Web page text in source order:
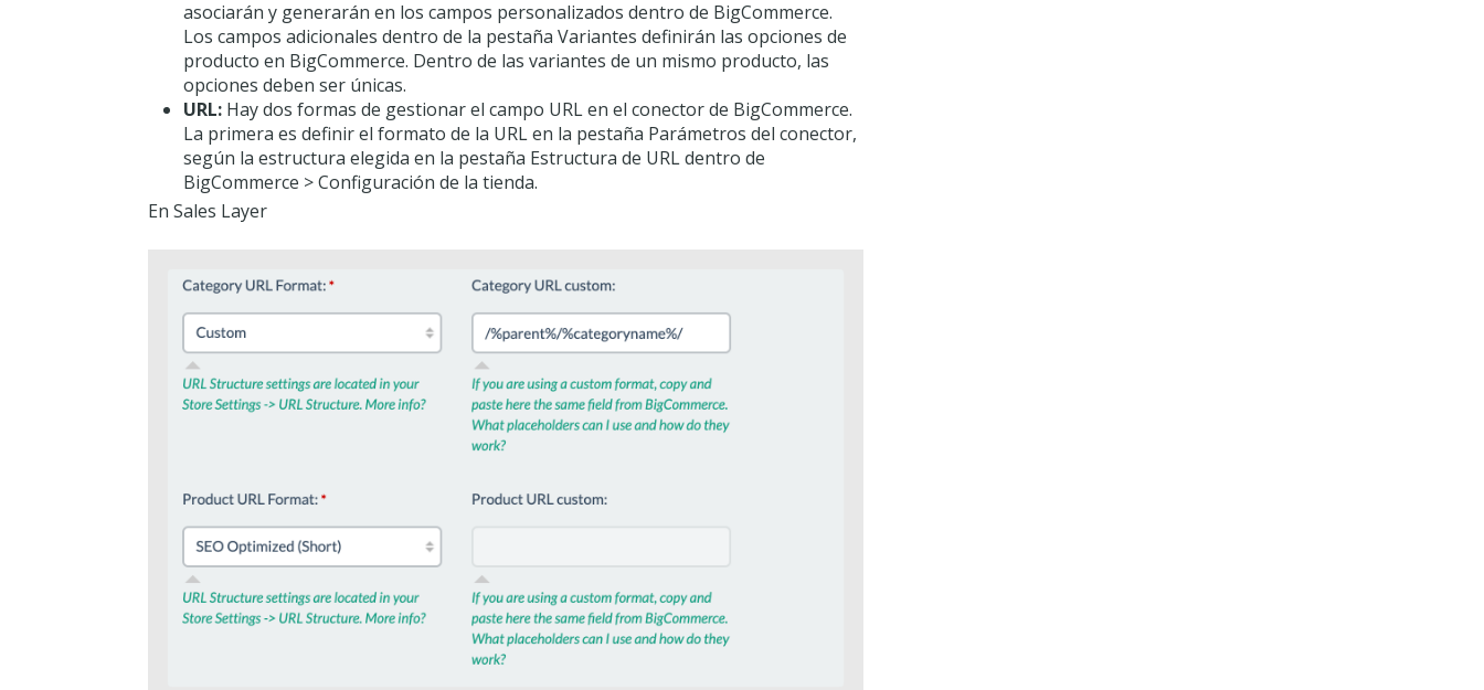
asociarán y generarán en los campos personalizados dentro de BigCommerce.
Los campos adicionales dentro de la pestaña Variantes definirán las opciones de
producto en BigCommerce. Dentro de las variantes de un mismo producto, las
opciones deben ser únicas.
URL: Hay dos formas de gestionar el campo URL en el conector de BigCommerce.
La primera es definir el formato de la URL en la pestaña Parámetros del conector,
según la estructura elegida en la pestaña Estructura de URL dentro de
BigCommerce > Configuración de la tienda.
En Sales Layer